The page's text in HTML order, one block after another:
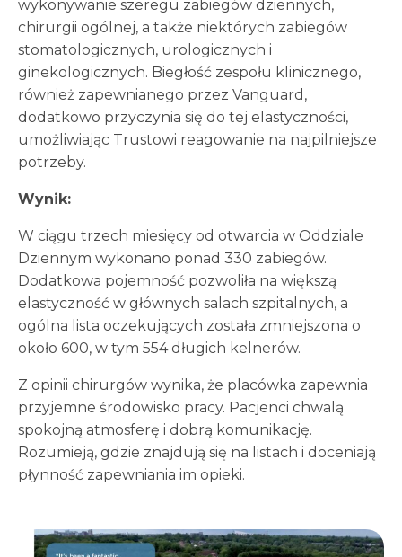
wykonywanie szeregu zabiegów dziennych,
chirurgii ogólnej, a także niektórych zabiegów
stomatologicznych, urologicznych i
ginekologicznych. Biegłość zespołu klinicznego,
również zapewnianego przez Vanguard,
dodatkowo przyczynia się do tej elastyczności,
umożliwiając Trustowi reagowanie na najpilniejsze
potrzeby.
Wynik:
W ciągu trzech miesięcy od otwarcia w Oddziale
Dziennym wykonano ponad 330 zabiegów.
Dodatkowa pojemność pozwoliła na większą
elastyczność w głównych salach szpitalnych, a
ogólna lista oczekujących została zmniejszona o
około 600, w tym 554 długich kelnerów.
Z opinii chirurgów wynika, że placówka zapewnia
przyjemne środowisko pracy. Pacjenci chwalą
spokojną atmosferę i dobrą komunikację.
Rozumieją, gdzie znajdują się na listach i doceniają
płynność zapewniania im opieki.